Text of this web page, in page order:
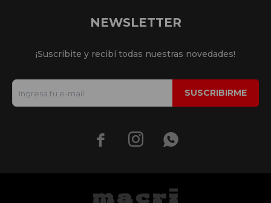
NEWSLETTER
¡Suscribite y recibí todas nuestras novedades!
SUSCRIBIRME
  